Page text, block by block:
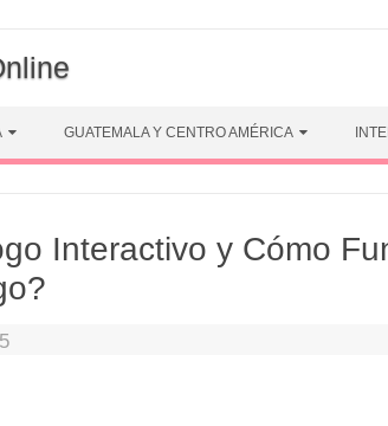
GUATEMALA Y CENTRO AMÉRICA
Interactivo y Cómo